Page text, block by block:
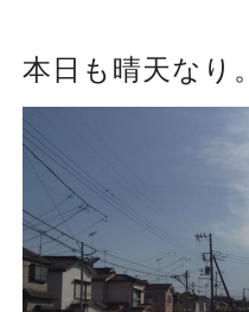
本日も晴天なり。